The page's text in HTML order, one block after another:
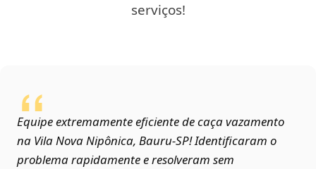
serviços!
Equipe extremamente eficiente de caça vazamento
na Vila Nova Nipônica, Bauru‑SP! Identificaram o
problema rapidamente e resolveram sem